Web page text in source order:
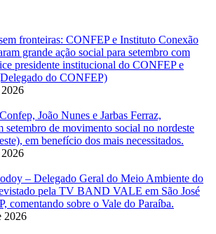
fronteiras: CONFEP e Instituto Conexão
grande ação social para setembro com
presidente institucional do CONFEP e
do CONFEP)
João Nunes e Jarbas Ferraz,
setembro de movimento social no nordeste
em benefício dos mais necessitados.
– Delegado Geral do Meio Ambiente do
pela TV BAND VALE em São José
comentando sobre o Vale do Paraíba.
2026